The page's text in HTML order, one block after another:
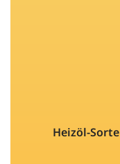
Heizöl-Sorte